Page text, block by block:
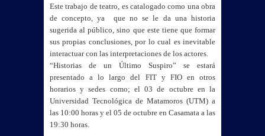
Este trabajo de teatro, es catalogado como una obra
de concepto, ya que no se le da una historia
sugerida al público, sino que este tiene que formar
sus propias conclusiones, por lo cual es inevitable
interactuar con las interpretaciones de los actores.
“Historias de un Último Suspiro” se estará
presentado a lo largo del FIT y FIO en otros
horarios y sedes como; el 03 de octubre en la
Universidad Tecnológica de Matamoros (UTM) a
las 10:00 horas y el 05 de octubre en Casamata a las
19:30 horas.